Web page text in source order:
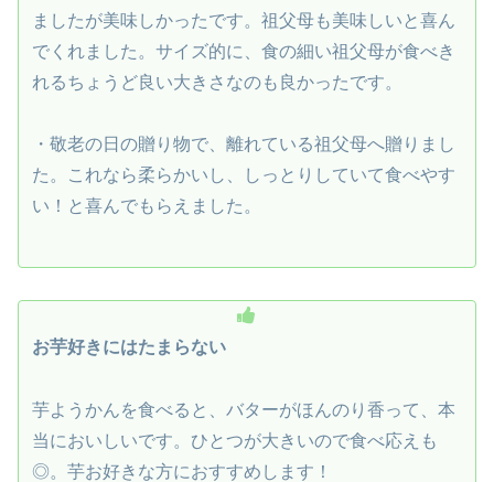
ましたが美味しかったです。祖父母も美味しいと喜ん
でくれました。サイズ的に、食の細い祖父母が食べき
れるちょうど良い大きさなのも良かったです。
・敬老の日の贈り物で、離れている祖父母へ贈りまし
た。これなら柔らかいし、しっとりしていて食べやす
い！と喜んでもらえました。
お芋好きにはたまらない
芋ようかんを食べると、バターがほんのり香って、本
当においしいです。ひとつが大きいので食べ応えも
◎。芋お好きな方におすすめします！